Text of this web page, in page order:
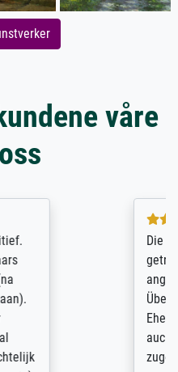
våre
nicht dadurch
einer
(sollte eine
gleichzeitig
nach zu Hause